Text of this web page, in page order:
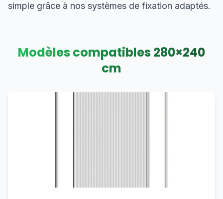
simple grâce à nos systèmes de fixation adaptés.
Modèles compatibles280×240
cm